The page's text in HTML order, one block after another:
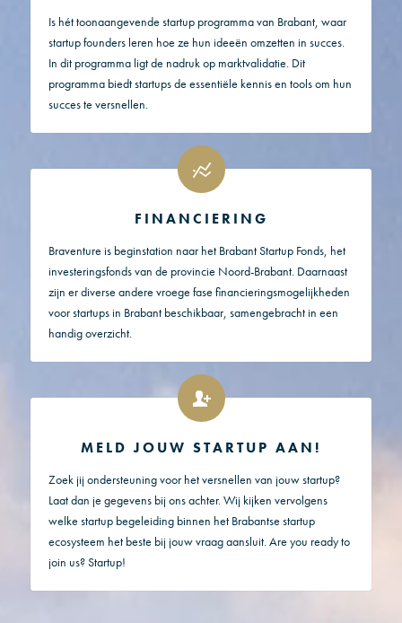
Is hét toonaangevende startup programma van Brabant, waar
startup founders leren hoe ze hun ideeën omzetten in succes.
In dit programma ligt de nadruk op marktvalidatie. Dit
programma biedt startups de essentiële kennis en tools om hun
succes te versnellen.
FINANCIERING
Braventure is beginstation naar het Brabant Startup Fonds, het
investeringsfonds van de provincie Noord-Brabant. Daarnaast
zijn er diverse andere vroege fase financieringsmogelijkheden
voor startups in Brabant beschikbaar, samengebracht in een
handig overzicht.
MELD JOUW STARTUP AAN!
Zoek jij ondersteuning voor het versnellen van jouw startup?
Laat dan je gegevens bij ons achter. Wij kijken vervolgens
welke startup begeleiding binnen het Brabantse startup
ecosysteem het beste bij jouw vraag aansluit. Are you ready to
join us? Startup!